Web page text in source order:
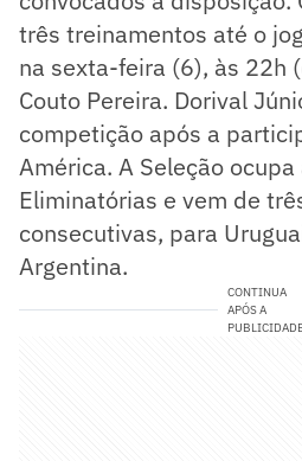
três treinamentos até o
na sexta-feira (6), às 22h
Couto Pereira. Dorival
competição após a
América. A Seleção
Eliminatórias e vem de
consecutivas, para
Argentina.
CONTINUA
APÓS A